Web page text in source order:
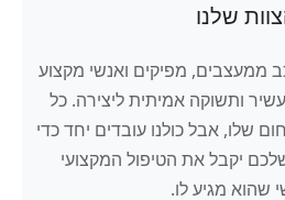
שלנו
ממעצבים, מפיקים ואנשי מקצוע
ותשוקה אמיתית ליצירה. כל
שלו, אבל כולנו עובדים יחד כדי
יקבל את הטיפול המקצועי
שהוא מגיע לו.